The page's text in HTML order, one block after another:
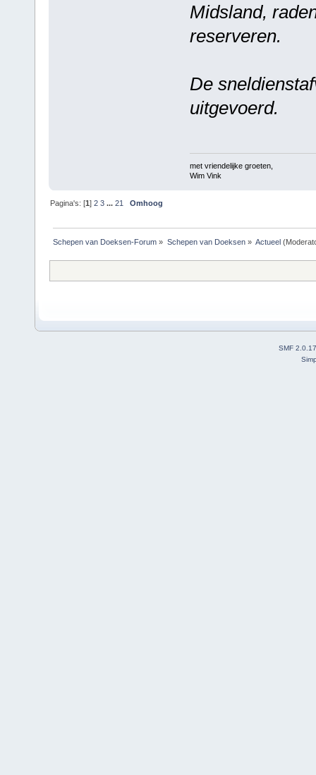
Midsland,
reserveren.
De
uitgevoerd.
met vriendelijke groeten,
Wim Vink
Pagina's: [1]2 3 ...21 Omhoog
Schepen van Doeksen-Forum » Schepen van Doeksen» Actueel
SMF 2.0.17